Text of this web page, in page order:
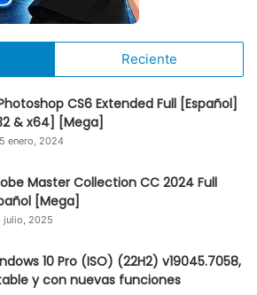
Reciente
CS6 Extended Full [Español]
& x64] [Mega]
enero, 2024
Master Collection CC 2024 Full
[Mega]
julio, 2025
10 Pro (ISO) (22H2) v19045.7058,
y con nuevas funciones